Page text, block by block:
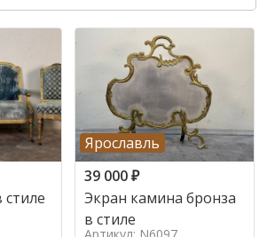
Ярославль
39 000₽
Экран камина бронза
в стиле